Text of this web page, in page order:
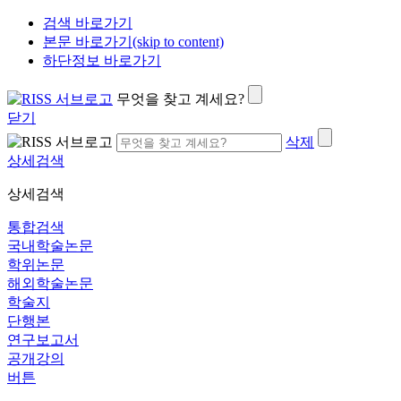
검색 바로가기
본문 바로가기(skip to content)
하단정보 바로가기
무엇을 찾고 계세요?
닫기
삭제
상세검색
상세검색
통합검색
국내학술논문
학위논문
해외학술논문
학술지
단행본
연구보고서
공개강의
버튼